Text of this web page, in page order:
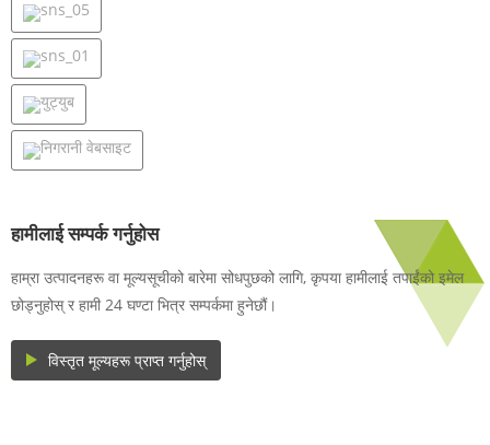
हामीलाई सम्पर्क गर्नुहोस
हाम्रा उत्पादनहरू वा मूल्यसूचीको बारेमा सोधपुछको लागि, कृपया हामीलाई तपाईंको इमेल
छोड्नुहोस् र हामी 24 घण्टा भित्र सम्पर्कमा हुनेछौं।
विस्तृत मूल्यहरू प्राप्त गर्नुहोस्